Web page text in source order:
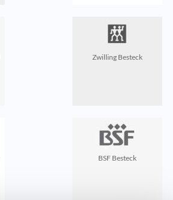
Zwilling Besteck
BSF Besteck